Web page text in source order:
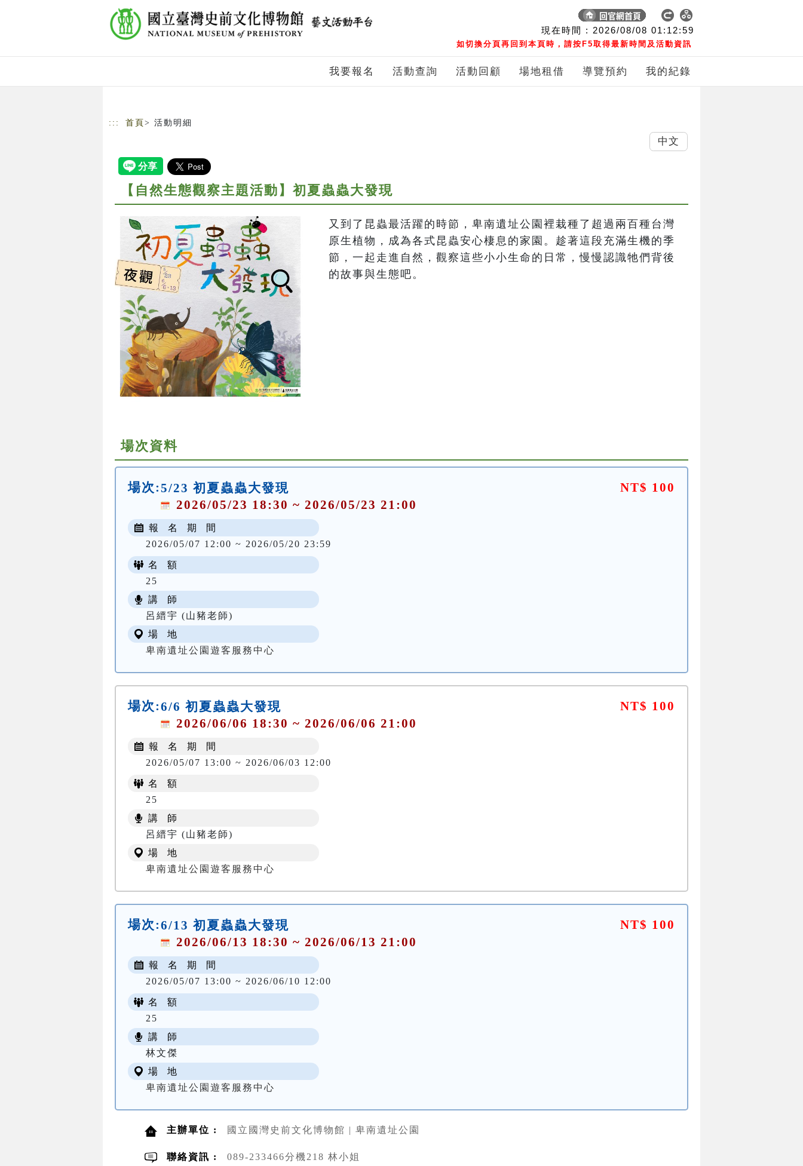
現在時間 : 2026/08/08 01:13:00
如切換分頁再回到本頁時，請按F5取得最新時間及活動資訊
我要報名 活動查詢 活動回顧 場地租借 導覽預約 我的紀錄
::: 首頁 > 活動明細
【自然生態觀察主題活動】初夏蟲蟲大發現
又到了昆蟲最活躍的時節，卑南遺址公園裡栽種了超過兩百種台灣
原生植物，成為各式昆蟲安心棲息的家園。趁著這段充滿生機的季
節，一起走進自然，觀察這些小小生命的日常，慢慢認識牠們背後
的故事與生態吧。
場次資料
場次:5/23 初夏蟲蟲大發現
2026/05/23 18:30 ~ 2026/05/23 21:00
NT$ 100
報 名 期 間
2026/05/07 12:00 ~ 2026/05/20 23:59
名 額
25
講 師
呂縉宇 (山豬老師)
場 地
卑南遺址公園遊客服務中心
場次:6/6 初夏蟲蟲大發現
2026/06/06 18:30 ~ 2026/06/06 21:00
NT$ 100
報 名 期 間
2026/05/07 13:00 ~ 2026/06/03 12:00
名 額
25
講 師
呂縉宇 (山豬老師)
場 地
卑南遺址公園遊客服務中心
場次:6/13 初夏蟲蟲大發現
2026/06/13 18:30 ~ 2026/06/13 21:00
NT$ 100
報 名 期 間
2026/05/07 13:00 ~ 2026/06/10 12:00
名 額
25
講 師
林文傑
場 地
卑南遺址公園遊客服務中心
主辦單位 : 國立國灣史前文化博物館 | 卑南遺址公園
聯絡資訊 : 089-233466分機218 林小姐